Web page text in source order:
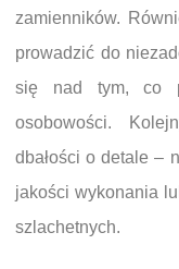
zamienników.
prowadzić do
się nad tym, co
osobowości.
dbałości o detale –
jakości wykonania
szlachetnych.